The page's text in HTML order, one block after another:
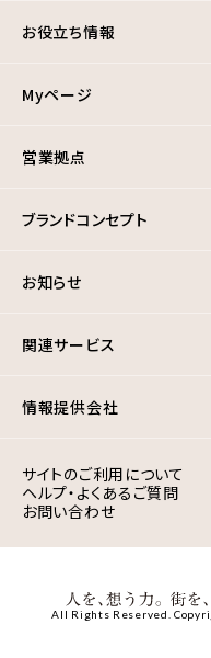
お役立ち情報
Myページ
営業拠点
ブランドコンセプト
お知らせ
関連サービス
情報提供会社
サイトのご利用について
ヘルプ・よくあるご質問
お問い合わせ
All Rights Reserved.